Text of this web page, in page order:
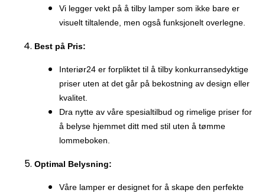
Vi legger vekt på å tilby lamper som ikke bare er
visuelt tiltalende, men også funksjonelt overlegne.
Best på Pris:
Interiør24 er forpliktet til å tilby konkurransedyktige
priser uten at det går på bekostning av design eller
kvalitet.
Dra nytte av våre spesialtilbud og rimelige priser for
å belyse hjemmet ditt med stil uten å tømme
lommeboken.
Optimal Belysning:
Våre lamper er designet for å skape den perfekte